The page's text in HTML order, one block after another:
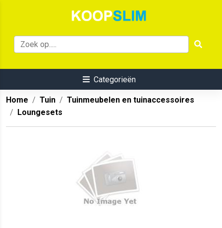
Categorieën
Home Tuin
Tuinmeubelen en tuinaccessoires
Loungesets